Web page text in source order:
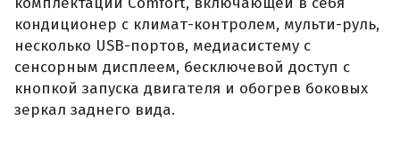
кондиционер с климат-контролем, мульти-руль,
несколько USB-портов, медиасистему с
сенсорным дисплеем, бесключевой доступ с
кнопкой запуска двигателя и обогрев боковых
зеркал заднего вида.